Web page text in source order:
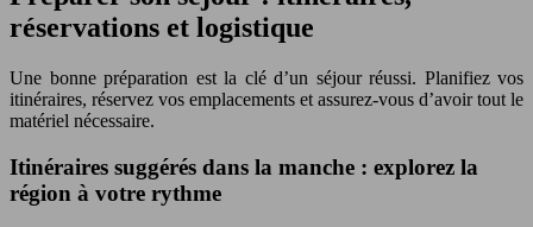
réservations et logistique
Une bonne préparation est la clé d’un séjour réussi. Planifiez vos
itinéraires, réservez vos emplacements et assurez-vous d’avoir tout le
matériel nécessaire.
Itinéraires suggérés dans la manche : explorez la
région à votre rythme